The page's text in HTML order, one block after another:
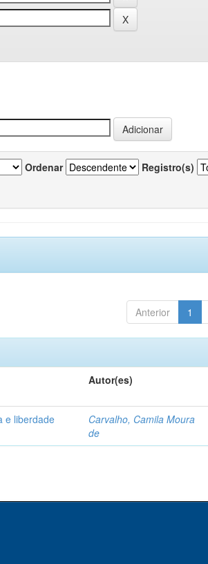
Ordenar Registro(s)
Anterior 1
Autor(es)
e liberdade
Carvalho, Camila Moura
de